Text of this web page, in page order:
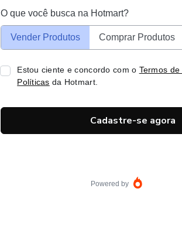
O que você busca na Hotmart?
Vender Produtos Comprar Produtos
Estou ciente e concordo com o Termos de
Políticas da Hotmart.
Cadastre-se agora
Powered by